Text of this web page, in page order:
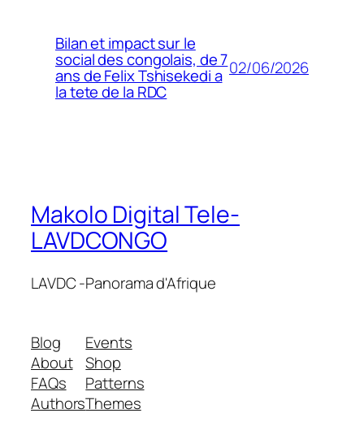
Bilan et impact sur le
social des congolais, de 7
ans de Felix Tshisekedi a
la tete de la RDC
02/06/2026
Makolo Digital Tele-
LAVDCONGO
LAVDC -Panorama d'Afrique
Blog
About
FAQs
Authors
Events
Shop
Patterns
Themes